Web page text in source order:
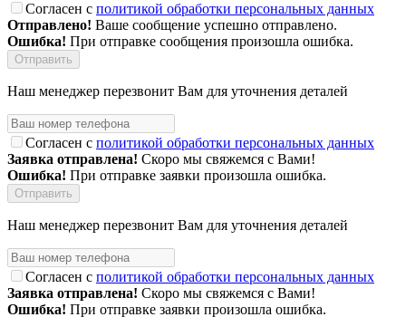
Согласен с политикой обработки персональных данных
Отправлено! Ваше сообщение успешно отправлено.
Ошибка! При отправке сообщения произошла ошибка.
Наш менеджер перезвонит Вам для уточнения деталей
Согласен с политикой обработки персональных данных
Заявка отправлена! Скоро мы свяжемся с Вами!
Ошибка! При отправке заявки произошла ошибка.
Наш менеджер перезвонит Вам для уточнения деталей
Согласен с политикой обработки персональных данных
Заявка отправлена! Скоро мы свяжемся с Вами!
Ошибка! При отправке заявки произошла ошибка.